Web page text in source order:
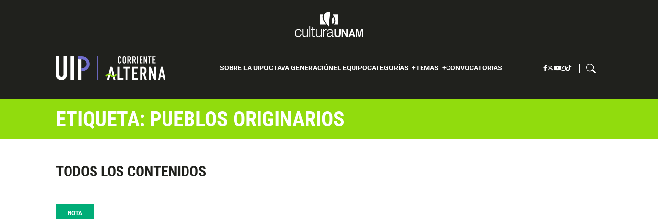
SOBRE LA UIPOCTAVA GENERACIÓNEL EQUIPOCATEGORÍAS TEMAS CONVOCATORIAS
ETIQUETA: PUEBLOS ORIGINARIOS
TODOS LOS CONTENIDOS
NOTA